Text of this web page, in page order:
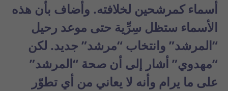
أسماء كمرشحين لخلافته. وأضاف بأن هذه
الأسماء ستظل سِرِّية حتى موعد رحيل
“المرشد” وانتخاب “مرشد” جديد. لكن
“مهدوي” أشار إلى أن صحة “المرشد”
على ما يرام وأنه لا يعاني من أي تطوّر